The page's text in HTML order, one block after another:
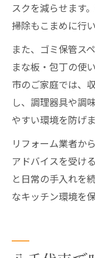
スクを減らせます
掃除もこまめに行
また、ゴミ保管ス
まな板・包丁の使
市のご家庭では、
し、調理器具や調
やすい環境を防げま
リフォーム業者か
アドバイスを受け
と日常の手入れを
なキッチン環境を